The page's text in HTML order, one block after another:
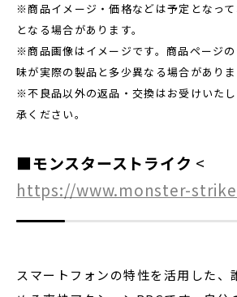
※商品イメージ・価格などは予定となっ
となる場合があります。
※商品画像はイメージです。商品ページ
味が実際の製品と多少異なる場合がありま
※不良品以外の返品・交換はお受けいた
承ください。
■モンスターストライク <
https://www.monster-
スマートフォンの特性を活用した、